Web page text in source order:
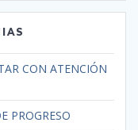
CON ATENCIÓN
PROGRESO